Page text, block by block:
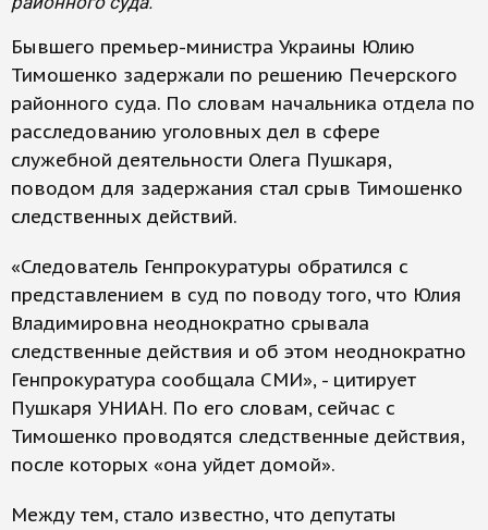
Бывшего премьер-министра Украины Юлию
Тимошенко задержали по решению Печерского
районного суда. По словам начальника отдела по
расследованию уголовных дел в сфере
служебной деятельности Олега Пушкаря,
поводом для задержания стал срыв Тимошенко
следственных действий.
«Следователь Генпрокуратуры обратился с
представлением в суд по поводу того, что Юлия
Владимировна неоднократно срывала
следственные действия и об этом неоднократно
Генпрокуратура сообщала СМИ», - цитирует
Пушкаря УНИАН. По его словам, сейчас с
Тимошенко проводятся следственные действия,
после которых «она уйдет домой».
Между тем, стало известно, что депутаты